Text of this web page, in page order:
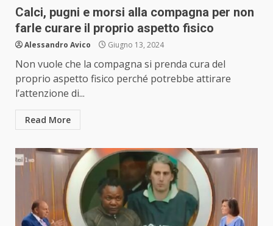
Calci, pugni e morsi alla compagna per non
farle curare il proprio aspetto fisico
Alessandro Avico Giugno 13, 2024
Non vuole che la compagna si prenda cura del
proprio aspetto fisico perché potrebbe attirare
l’attenzione di...
Read More